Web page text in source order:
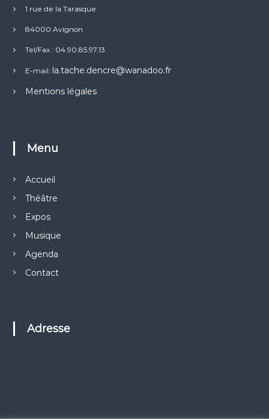
1 rue de la Tarasque
84000 Avignon
Tel/Fax : 04.90.85.97.13
E-mail: la.tache.dencre@wanadoo.fr
Mentions légales
Menu
Accueil
Théâtre
Expos
Musique
Agenda
Contact
Adresse